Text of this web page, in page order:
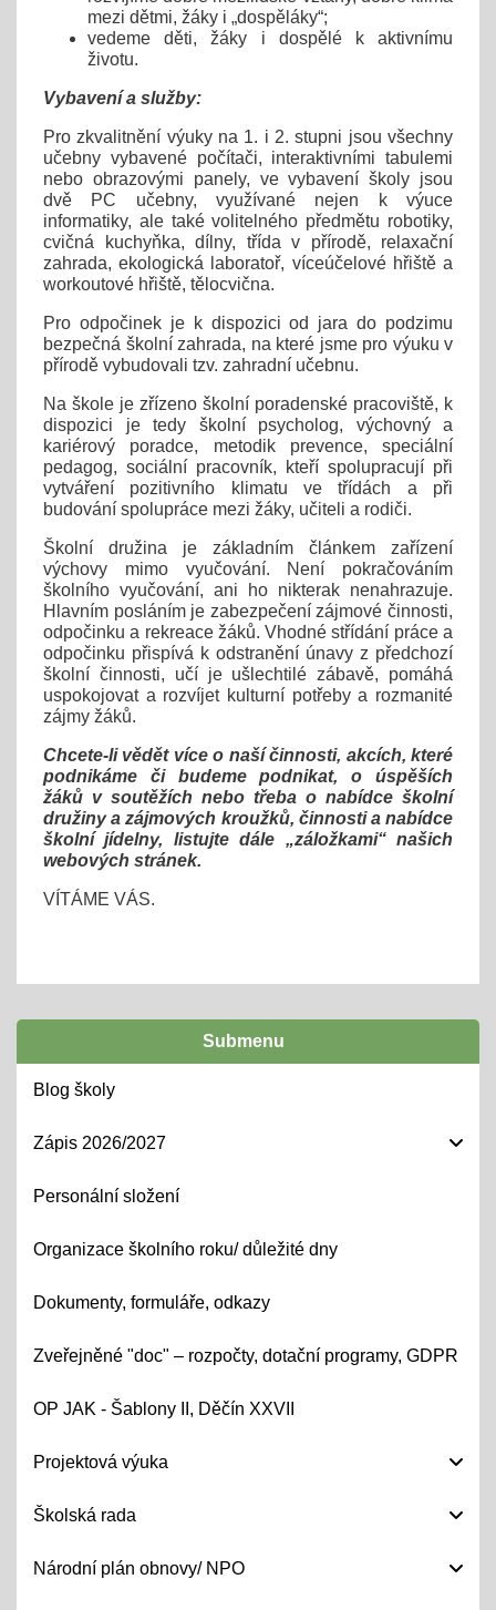
mezi dětmi, žáky i „dospěláky“;
vedeme děti, žáky i dospělé k aktivnímu
životu.
Vybavení a služby:
Pro zkvalitnění výuky na 1. i 2. stupni jsou všechny
učebny vybavené počítači, interaktivními tabulemi
nebo obrazovými panely, ve vybavení školy jsou
dvě PC učebny, využívané nejen k výuce
informatiky, ale také volitelného předmětu robotiky,
cvičná kuchyňka, dílny, třída v přírodě, relaxační
zahrada, ekologická laboratoř, víceúčelové hřiště a
workoutové hřiště, tělocvična.
Pro odpočinek je k dispozici od jara do podzimu
bezpečná školní zahrada, na které jsme pro výuku v
přírodě vybudovali tzv. zahradní učebnu.
Na škole je zřízeno školní poradenské pracoviště, k
dispozici je tedy školní psycholog, výchovný a
kariérový poradce, metodik prevence, speciální
pedagog, sociální pracovník, kteří spolupracují při
vytváření pozitivního klimatu ve třídách a při
budování spolupráce mezi žáky, učiteli a rodiči.
Školní družina je základním článkem zařízení
výchovy mimo vyučování. Není pokračováním
školního vyučování, ani ho nikterak nenahrazuje.
Hlavním posláním je zabezpečení zájmové činnosti,
odpočinku a rekreace žáků. Vhodné střídání práce a
odpočinku přispívá k odstranění únavy z předchozí
školní činnosti, učí je ušlechtilé zábavě, pomáhá
uspokojovat a rozvíjet kulturní potřeby a rozmanité
zájmy žáků.
Chcete-li vědět více o naší činnosti, akcích, které
podnikáme či budeme podnikat, o úspěších
žáků v soutěžích nebo třeba o nabídce školní
družiny a zájmových kroužků, činnosti a nabídce
školní jídelny, listujte dále „záložkami“ našich
webových stránek.
VÍTÁME VÁS.
Submenu
Blog školy
Zápis 2026/2027
Personální složení
Organizace školního roku/ důležité dny
Dokumenty, formuláře, odkazy
Zveřejněné "doc" – rozpočty, dotační programy, GDPR
OP JAK - Šablony II, Děčín XXVII
Projektová výuka
Školská rada
Národní plán obnovy/ NPO